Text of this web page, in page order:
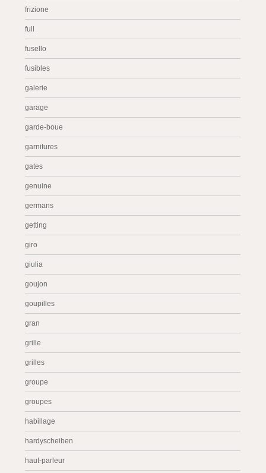
frizione
full
fusello
fusibles
galerie
garage
garde-boue
garnitures
gates
genuine
germans
getting
giro
giulia
goujon
goupilles
gran
grille
grilles
groupe
groupes
habillage
hardyscheiben
haut-parleur